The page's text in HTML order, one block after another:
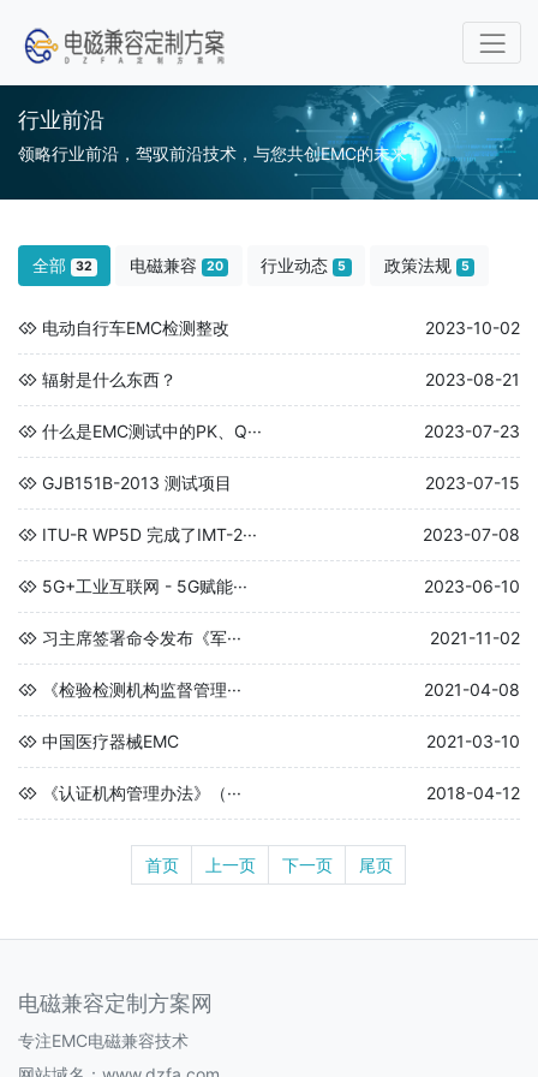
行业前沿
领略行业前沿，驾驭前沿技术，与您共创EMC的未来！
全部 32 电磁兼容 20 行业动态 5 政策法规 5
电动自行车EMC检测整改 2023-10-02
辐射是什么东西？ 2023-08-21
什么是EMC测试中的PK、Q··· 2023-07-23
GJB151B-2013 测试项目 2023-07-15
ITU-R WP5D 完成了IMT-2··· 2023-07-08
5G+工业互联网 - 5G赋能··· 2023-06-10
习主席签署命令发布《军··· 2021-11-02
《检验检测机构监督管理··· 2021-04-08
中国医疗器械EMC 2021-03-10
《认证机构管理办法》（··· 2018-04-12
首页 上一页 下一页 尾页
电磁兼容定制方案网
专注EMC电磁兼容技术